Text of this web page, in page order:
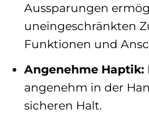
Aussparungen
uneingeschränkten
Funktionen und
Angenehme Haptik:
angenehm in der
sicheren Halt.